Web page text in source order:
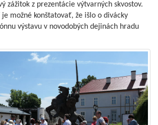
zážitok z prezentácie výtvarných skvostov.
možné konštatovať, že išlo o divácky
výstavu v novodobých dejinách hradu